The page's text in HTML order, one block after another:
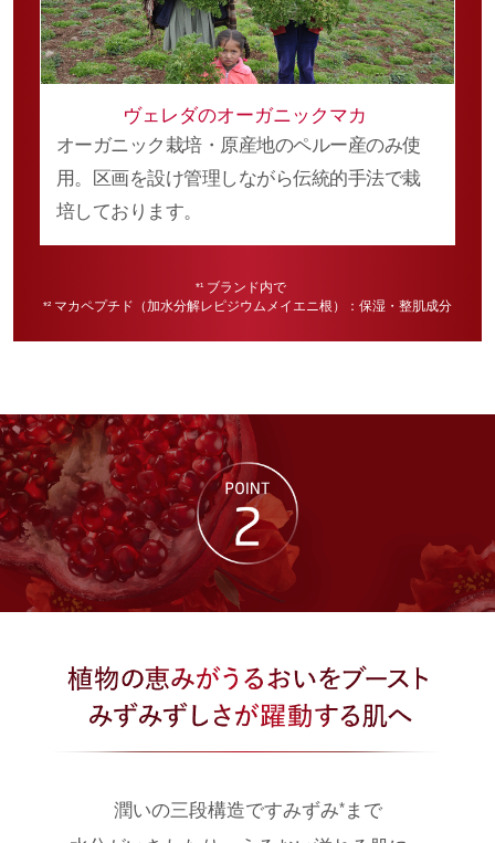
ヴェレダのオーガニックマカ
オーガニック栽培・原産地のペルー産のみ使
用。
区画を設け管理しながら伝統的手法で栽
培しております。
*¹ ブランド内で
*² マカペプチド（加水分解レピジウムメイエニ根）：保湿・整肌成分
潤いの三段構造ですみずみ*まで